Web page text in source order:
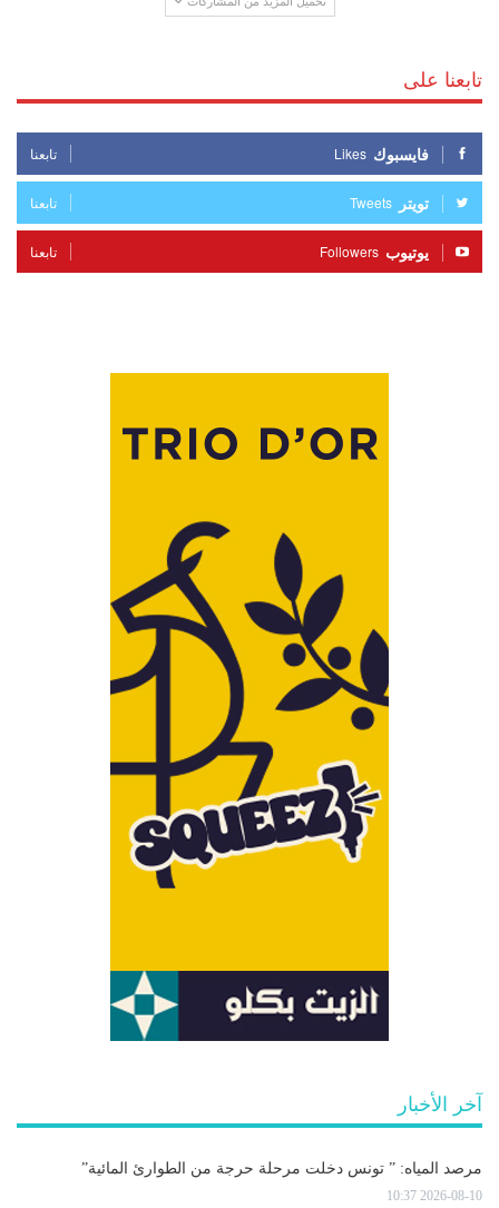
تابعنا على
فايسبوك Likes تابعنا
تويتر Tweets تابعنا
يوتيوب Followers تابعنا
آخر الأخبار
مرصد المياه: ” تونس دخلت مرحلة حرجة من الطوارئ المائية”
2026-08-10 10:37